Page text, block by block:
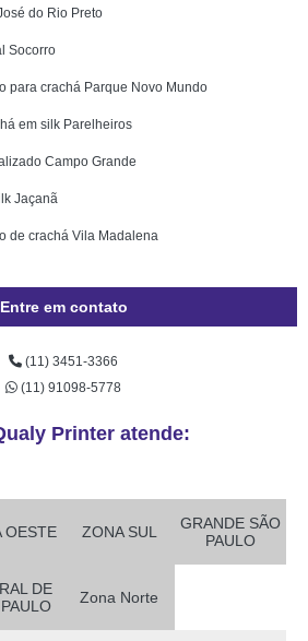
do Rio Preto
Socorro
para crachá Parque Novo Mundo
em silk Parelheiros
Campo Grande
Jaçanã
de crachá Vila Madalena
Entre em contato
(11) 3451-3366
(11) 91098-5778
Printer atende:
OESTE ZONA SUL
GRANDE SÃO
PAULO
DE
Zona Norte